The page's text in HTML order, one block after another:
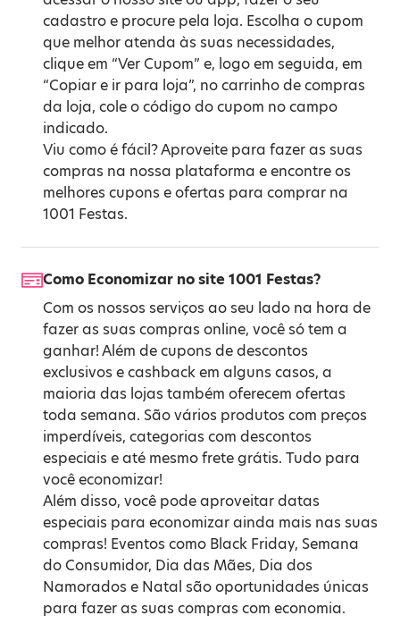
cadastro e procure pela loja. Escolha o cupom
que melhor atenda às suas necessidades,
clique em “Ver Cupom” e, logo em seguida, em
“Copiar e ir para loja”, no carrinho de compras
da loja, cole o código do cupom no campo
indicado.
Viu como é fácil? Aproveite para fazer as suas
compras na nossa plataforma e encontre os
melhores cupons e ofertas para comprar na
1001 Festas.
Como Economizar no site 1001 Festas?
Com os nossos serviços ao seu lado na hora de
fazer as suas compras online, você só tem a
ganhar! Além de cupons de descontos
exclusivos e cashback em alguns casos, a
maioria das lojas também oferecem ofertas
toda semana. São vários produtos com preços
imperdíveis, categorias com descontos
especiais e até mesmo frete grátis. Tudo para
você economizar!
Além disso, você pode aproveitar datas
especiais para economizar ainda mais nas suas
compras! Eventos como Black Friday, Semana
do Consumidor, Dia das Mães, Dia dos
Namorados e Natal são oportunidades únicas
para fazer as suas compras com economia.